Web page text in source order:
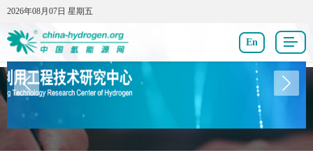
2026年08月07日 星期五
2026年08月07日 星期五
En